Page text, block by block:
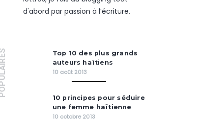
d'abord par passion à l’écriture.
Top 10 des plus grands
auteurs haïtiens
10 août 2013
10 principes pour séduire
une femme haïtienne
10 octobre 2013